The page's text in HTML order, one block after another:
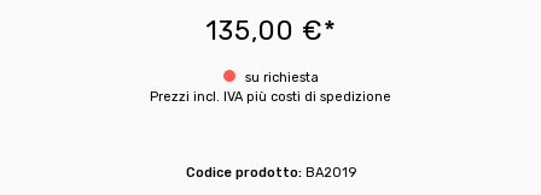
135,00 €*
su richiesta
Prezzi incl. IVA più costi di spedizione
Codice prodotto: BA2019